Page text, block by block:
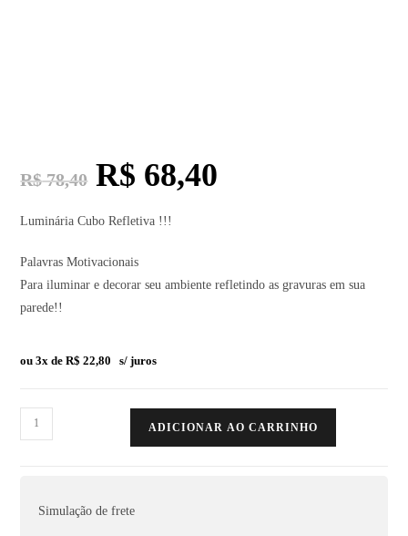
R$78,40 R$ 68,40
Luminária Cubo Refletiva !!!
Palavras Motivacionais
Para iluminar e decorar seu ambiente refletindo as gravuras em sua
parede!!
ou 3x deR$ 22,80 s/ juros
ADICIONAR AO CARRINHO
Simulação de frete